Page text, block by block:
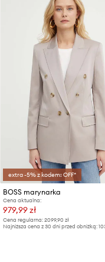
extra -5% z kodem: OFF*
BOSS marynarka
Cena aktualna:
979,99 zł
Cena regularna:2099,90 zł
Najniższa cena z 30 dni przed obniżką: